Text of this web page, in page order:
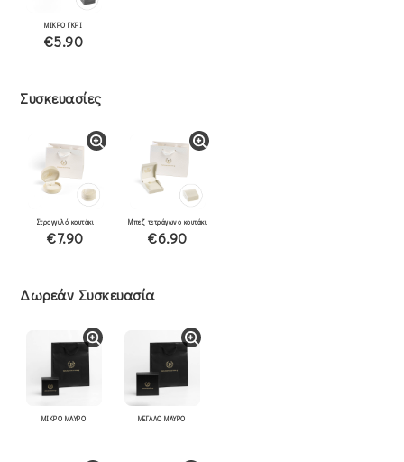
ΜΙΚΡΟ ΓΚΡΙ
€5.90
Συσκευασίες
Στρογγυλό κουτάκι
€7.90
Μπεζ τετράγωνο κουτάκι
€6.90
Δωρεάν Συσκευασία
ΜΙΚΡΟ ΜΑΥΡΟ ΜΕΓΑΛΟ ΜΑΥΡΟ